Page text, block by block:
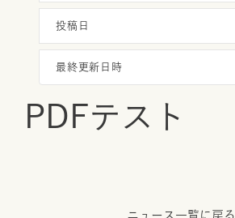
投稿日
最終更新日時
PDFテスト
ニュース一覧に戻る